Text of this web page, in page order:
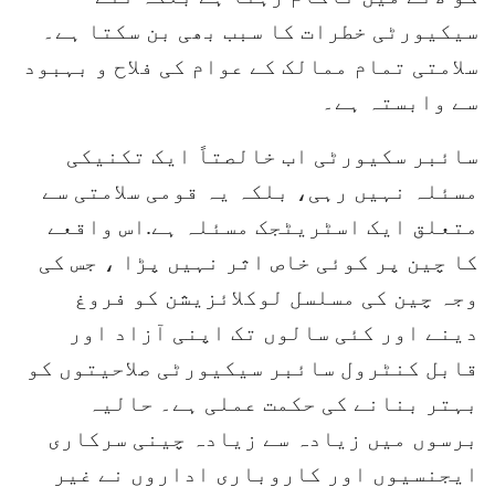
سیکیورٹی خطرات کا سبب بھی بن سکتا ہے۔
سلامتی تمام ممالک کے عوام کی فلاح و بہبود
سے وابستہ ہے۔
سائبر سکیورٹی اب خالصتاً ایک تکنیکی
مسئلہ نہیں رہی، بلکہ یہ قومی سلامتی سے
متعلق ایک اسٹریٹجک مسئلہ ہے.اس واقعے
کا چین پر کوئی خاص اثر نہیں پڑا ، جس کی
وجہ چین کی مسلسل لوکلائزیشن کو فروغ
دینے اور کئی سالوں تک اپنی آزاد اور
قابل کنٹرول سائبر سیکیورٹی صلاحیتوں کو
بہتر بنانے کی حکمت عملی ہے۔ حالیہ
برسوں میں زیادہ سے زیادہ چینی سرکاری
ایجنسیوں اور کاروباری اداروں نے غیر